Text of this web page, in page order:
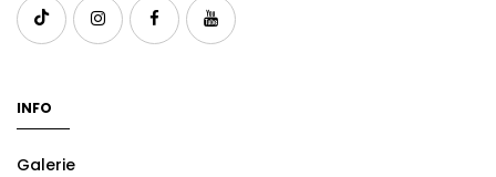
INFO
Galerie